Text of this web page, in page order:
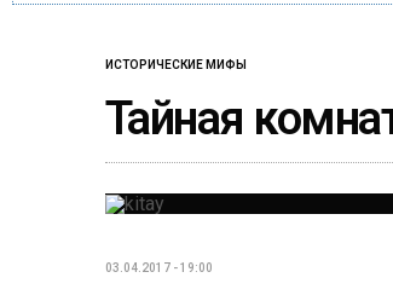
ИСТОРИЧЕСКИЕ МИФЫ
Тайная
03.04.2017 - 19:00